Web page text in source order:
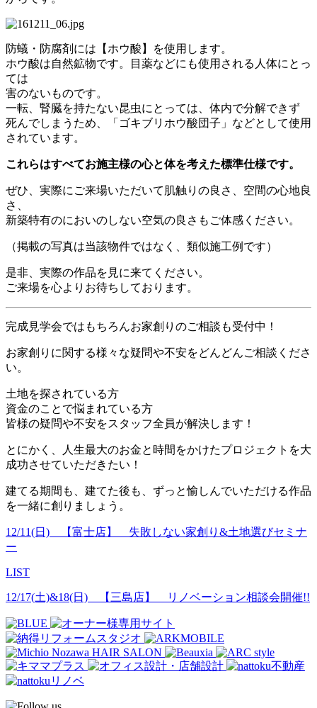
防蟻・防腐剤には【ホウ酸】を使用します。
ホウ酸は自然鉱物です。目薬などにも使用される人体にとっ
ては
害のないものです。
一転、腎臓を持たない昆虫にとっては、体内で分解できず
死んでしまうため、「ゴキブリホウ酸団子」などとして使用
されています。
これらはすべてお施主様の心と体を考えた標準仕様です。
ぜひ、実際にご来場いただいて肌触りの良さ、空間の心地良
さ、
新築特有のにおいのしない空気の良さもご体感ください。
（掲載の写真は当該物件ではなく、類似施工例です）
是非、実際の作品を見に来てください。
ご来場を心よりお待ちしております。
完成見学会ではもちろんお家創りのご相談も受付中！
お家創りに関する様々な疑問や不安をどんどんご相談くださ
い。
土地を探されている方
資金のことで悩まれている方
皆様の疑問や不安をスタッフ全員が解決します！
とにかく、人生最大のお金と時間をかけたプロジェクトを大
成功させていただきたい！
建てる期間も、建てた後も、ずっと愉しんでいただける作品
を一緒に創りましょう。
12/11(日) 【富士店】 失敗しない家創り&土地選びセミナ
ー
LIST
12/17(土)&18(日) 【三島店】 リノベーション相談会開催!!